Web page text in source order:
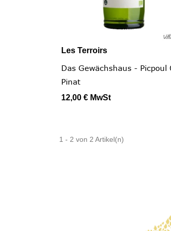
Schnellansicht
Les Terroirs
Das Gewächshaus - Picpoul
Pinat
12,00 € MwSt
1 - 2 von 2 Artikel(n)